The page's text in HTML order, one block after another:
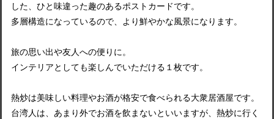
した、ひと味違った趣のあるポストカードです。
多層構造になっているので、より鮮やかな風景になります。
旅の思い出や友人への便りに。
インテリアとしても楽しんでいただける１枚です。
熱炒は美味しい料理やお酒が格安で食べられる大衆居酒屋です。
台湾人は、あまり外でお酒を飲まないといいますが、熱炒に行く